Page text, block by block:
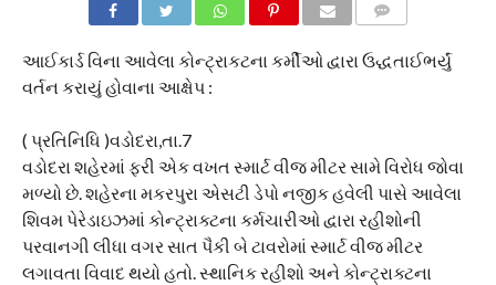
આઈકાર્ડ વિના આવેલા કોન્ટ્રાકટના કર્મીઓ દ્વારા ઉદ્ધતાઈભર્યું
વર્તન કરાયું હોવાના આક્ષેપ :
( પ્રતિનિધિ )વડોદરા,તા.7
વડોદરા શહેરમાં ફરી એક વખત સ્માર્ટ વીજ મીટર સામે વિરોધ જોવા
મળ્યો છે. શહેરના મકરપુરા એસટી ડેપો નજીક હવેલી પાસે આવેલા
શિવમ પેરેડાઇઝમાં કોન્ટ્રાક્ટના કર્મચારીઓ દ્વારા રહીશોની
પરવાનગી લીધા વગર સાત પૈકી બે ટાવરોમાં સ્માર્ટ વીજ મીટર
લગાવતા વિવાદ થયો હતો. સ્થાનિક રહીશો અને કોન્ટ્રાક્ટના